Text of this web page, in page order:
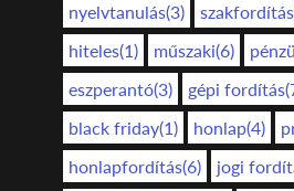
nyelvtanulás(3)
hiteles(1)
műszaki(6)
eszperantó(3)
gépi
black friday(1)
honlap(4)
honlapfordítás(6)
jogi